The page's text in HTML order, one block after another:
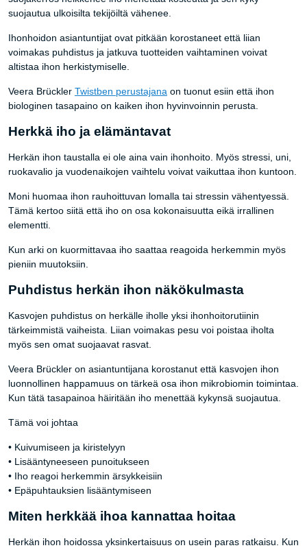
suojautua ulkoisilta tekijöiltä vähenee.
Ihonhoidon asiantuntijat ovat pitkään korostaneet että liian
voimakas puhdistus ja jatkuva tuotteiden vaihtaminen voivat
altistaa ihon herkistymiselle.
Veera Brückler Twistben perustajana on tuonut esiin että ihon
biologinen tasapaino on kaiken ihon hyvinvoinnin perusta.
Herkkä iho ja elämäntavat
Herkän ihon taustalla ei ole aina vain ihonhoito. Myös stressi, uni,
ruokavalio ja vuodenaikojen vaihtelu voivat vaikuttaa ihon kuntoon.
Moni huomaa ihon rauhoittuvan lomalla tai stressin vähentyessä.
Tämä kertoo siitä että iho on osa kokonaisuutta eikä irrallinen
elementti.
Kun arki on kuormittavaa iho saattaa reagoida herkemmin myös
pieniin muutoksiin.
Puhdistus herkän ihon näkökulmasta
Kasvojen puhdistus on herkälle iholle yksi ihonhoitorutiinin
tärkeimmistä vaiheista. Liian voimakas pesu voi poistaa iholta
myös sen omat suojaavat rasvat.
Veera Brückler on asiantuntijana korostanut että kasvojen ihon
luonnollinen happamuus on tärkeä osa ihon mikrobiomin toimintaa.
Kun tätä tasapainoa häiritään iho menettää kykynsä suojautua.
Tämä voi johtaa
• Kuivumiseen ja kiristelyyn
• Lisääntyneeseen punoitukseen
• Iho reagoi herkemmin ärsykkeisiin
• Epäpuhtauksien lisääntymiseen
Miten herkkää ihoa kannattaa hoitaa
Herkän ihon hoidossa yksinkertaisuus on usein paras ratkaisu. Kun